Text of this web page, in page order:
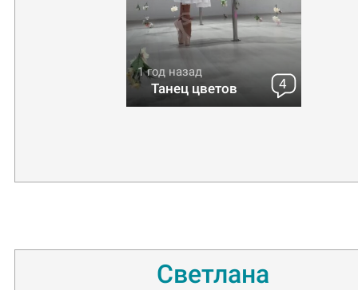
1 год назад
Танец цветов 4
Светлана